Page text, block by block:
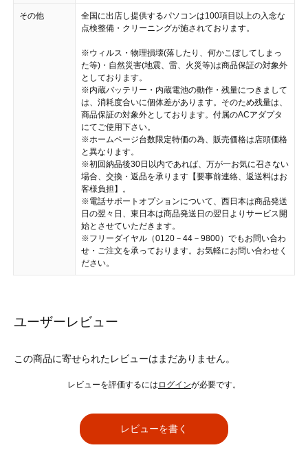
その他
全国に出店し提供するパソコンは100項目以上の入念な
点検整備・クリーニングが施されております。
※ウィルス・物理損壊(落したり、何かこぼしてしまっ
た等)・自然災害(地震、雷、火災等)は商品保証の対象外
としております。
※内蔵バッテリー・内蔵電池の動作・残量につきまして
は、消耗度合いに個体差があります。そのため残量は、
商品保証の対象外としております。付属のACアダプタ
にてご使用下さい。
※ホームページ台数限定特価の為、販売価格は店頭価格
と異なります。
※初回納品後30日以内であれば、万が一お気に召さない
場合、交換・返品を承ります【要事前連絡、返送料はお
客様負担】。
※電話サポートオプションについて、西日本は商品発送
日の翌々日、東日本は商品発送日の翌日よりサービス開
始とさせていただきます。
※フリーダイヤル（0120－44－9800）でもお問い合わ
せ・ご注文を承っております。お気軽にお問い合わせく
ださい。
ユーザーレビュー
この商品に寄せられたレビューはまだありません。
レビューを評価するには ログインが必要です。
レビューを書く